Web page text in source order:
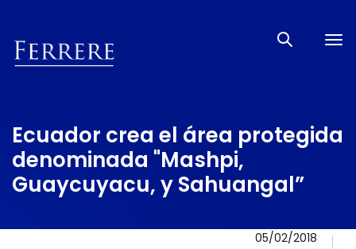
Ecuador crea el área protegida
denominada "Mashpi,
Guaycuyacu, y Sahuangal”
05/02/2018